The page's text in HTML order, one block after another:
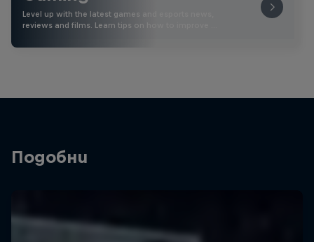
Level up with the latest games and esports news,
reviews and films. Learn tips on how to improve …
Подобни